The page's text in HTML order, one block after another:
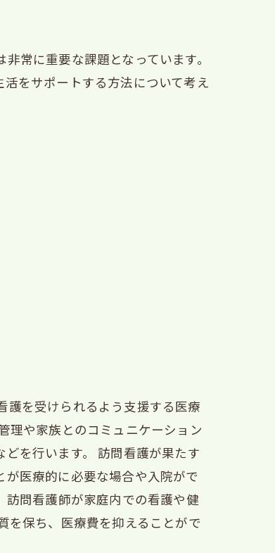
常に重要な課題となっています。
をサポートする方法について考え
護を受けられるよう支援する医療
理や家族とのコミュニケーション
を行います。 訪問看護が果たす
医療的に必要な場合や入院がで
訪問看護師が家庭内での看護や健
を保ち、医療費を抑えることがで